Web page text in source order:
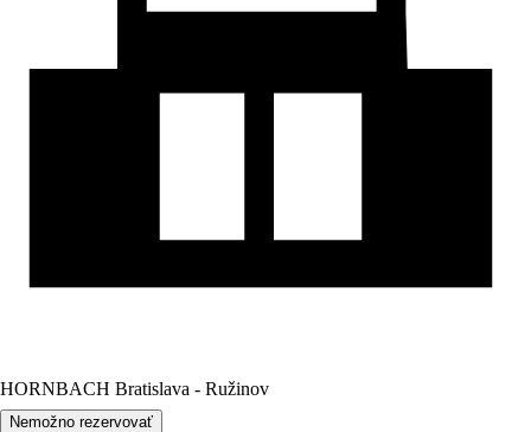
HORNBACH Bratislava - Ružinov
Nemožno rezervovať